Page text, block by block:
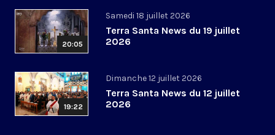
20:05
Samedi 18 juillet 2026
Terra Santa News du 19 juillet
2026
19:22
Dimanche 12 juillet 2026
Terra Santa News du 12 juillet
2026